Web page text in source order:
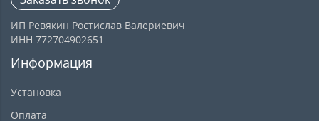
ИП Ревякин Ростислав Валериевич
ИНН 772704902651
Информация
Установка
Оплата